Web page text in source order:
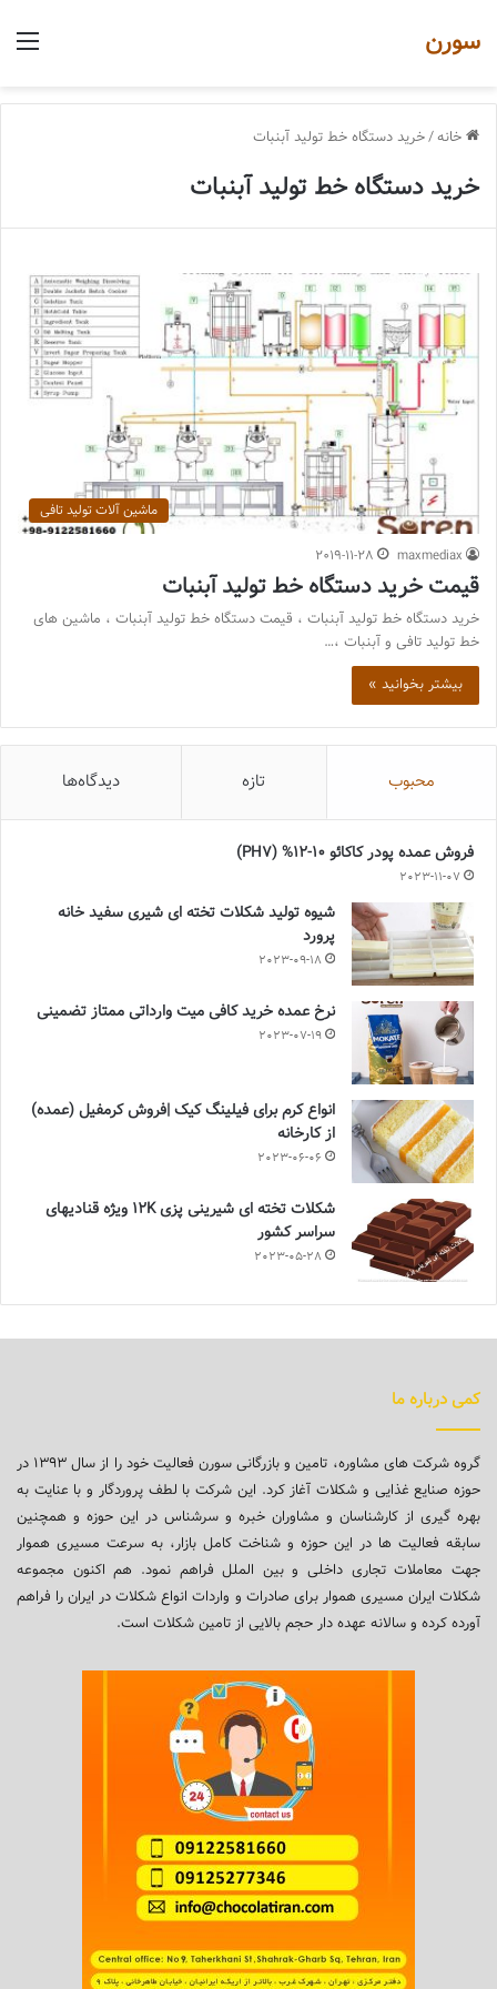
سورن
خانه/خرید دستگاه خط تولید آبنبات
خرید دستگاه خط تولید آبنبات
ماشین آلات تولید تافی
maxmediax
2019-11-28
قیمت خرید دستگاه خط تولید آبنبات
خرید دستگاه خط تولید آبنبات ، قیمت دستگاه خط تولید آبنبات ، ماشین های
خط تولید تافی و آبنبات ،…
بیشتر بخوانید »
محبوب تازه دیدگاه‌ها
فروش عمده پودر کاکائو 10-12% (PH7)
2023-11-07
شیوه تولید شکلات تخته ای شیری سفید خانه
پرورد
2023-09-18
نرخ عمده خرید کافی میت وارداتی ممتاز تضمینی
2023-07-19
انواع کرم برای فیلینگ کیک |فروش کرمفیل (عمده)
از کارخانه
2023-06-06
شکلات تخته ای شیرینی پزی 12K ویژه قنادیهای
سراسر کشور
2023-05-28
کمی درباره ما
گروه شرکت های مشاوره، تامین و بازرگانی سورن فعالیت خود را از سال ۱۳۹۳ در
حوزه صنایع غذایی و شکلات آغاز کرد. این شرکت با لطف پروردگار و با عنایت به
بهره گیری از کارشناسان و مشاوران خبره و سرشناس در این حوزه و همچنین
سابقه فعالیت ها در این حوزه و شناخت کامل بازار، به سرعت مسیری هموار
جهت معاملات تجاری داخلی و بین الملل فراهم نمود. هم اکنون مجموعه
شکلات ایران مسیری هموار برای صادرات و واردات انواع شکلات در ایران را فراهم
آورده کرده و سالانه عهده دار حجم بالایی از تامین شکلات است.